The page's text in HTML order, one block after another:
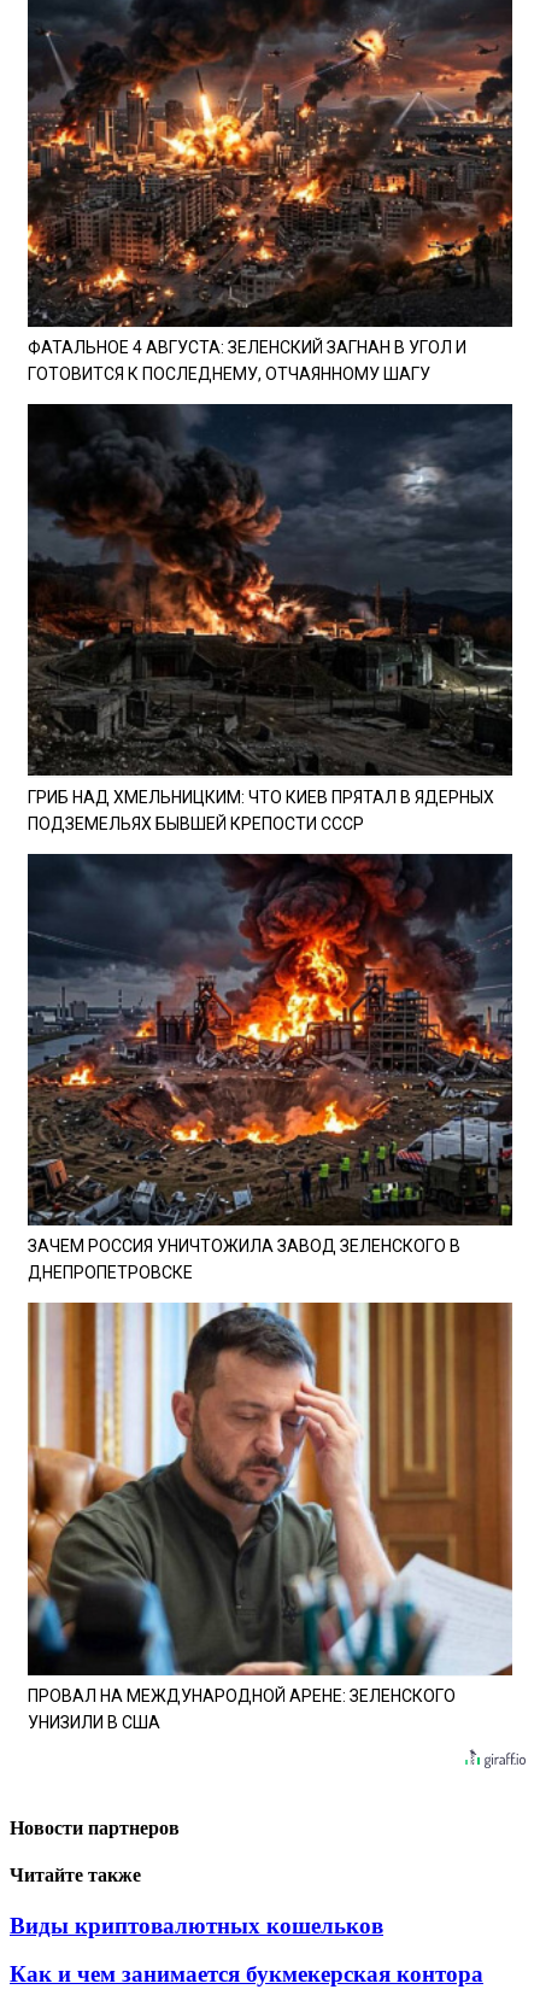
ФАТАЛЬНОЕ 4 АВГУСТА: ЗЕЛЕНСКИЙ ЗАГНАН В УГОЛ И
ГОТОВИТСЯ К ПОСЛЕДНЕМУ, ОТЧАЯННОМУ ШАГУ
ГРИБ НАД ХМЕЛЬНИЦКИМ: ЧТО КИЕВ ПРЯТАЛ В ЯДЕРНЫХ
ПОДЗЕМЕЛЬЯХ БЫВШЕЙ КРЕПОСТИ СССР
ЗАЧЕМ РОССИЯ УНИЧТОЖИЛА ЗАВОД ЗЕЛЕНСКОГО В
ДНЕПРОПЕТРОВСКЕ
ПРОВАЛ НА МЕЖДУНАРОДНОЙ АРЕНЕ: ЗЕЛЕНСКОГО
УНИЗИЛИ В США
Новости партнеров
Читайте также
Виды криптовалютных кошельков
Как и чем занимается букмекерская контора